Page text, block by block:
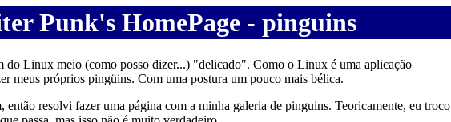
Punk's HomePage - pinguins
do Linux meio (como posso dizer...) "delicado". Como o Linux é uma aplicação
meus próprios pingüins. Com uma postura um pouco mais bélica.
então resolvi fazer uma página com a minha galeria de pinguins. Teoricamente, eu troco